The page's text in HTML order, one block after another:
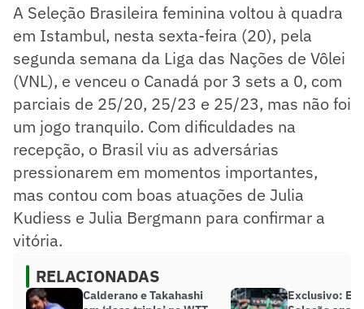
A Seleção Brasileira feminina voltou à quadra
em Istambul, nesta sexta-feira (20), pela
segunda semana da Liga das Nações de Vôlei
(VNL), e venceu o Canadá por 3 sets a 0, com
parciais de 25/20, 25/23 e 25/23, mas não foi
um jogo tranquilo. Com dificuldades na
recepção, o Brasil viu as adversárias
pressionarem em momentos importantes,
mas contou com boas atuações de Julia
Kudiess e Julia Bergmann para confirmar a
vitória.
RELACIONADAS
Calderano e Takahashi
Exclusivo: